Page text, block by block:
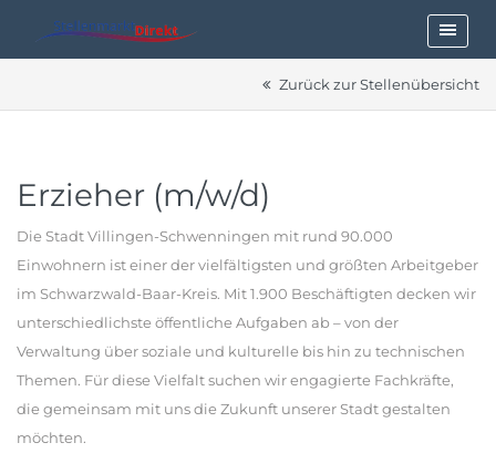
Zurück zur Stellenübersicht
Erzieher (m/w/d)
Die Stadt Villingen-Schwenningen mit rund 90.000
Einwohnern ist einer der vielfältigsten und größten Arbeitgeber
im Schwarzwald-Baar-Kreis. Mit 1.900 Beschäftigten decken wir
unterschiedlichste öffentliche Aufgaben ab – von der
Verwaltung über soziale und kulturelle bis hin zu technischen
Themen. Für diese Vielfalt suchen wir engagierte Fachkräfte,
die gemeinsam mit uns die Zukunft unserer Stadt gestalten
möchten.